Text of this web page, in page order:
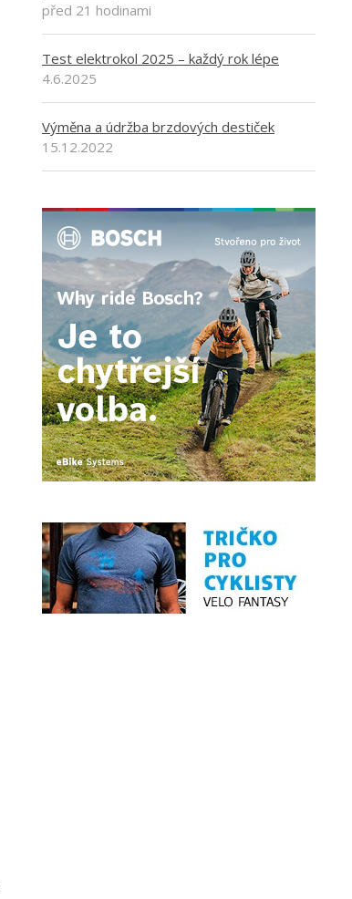
před 21 hodinami
Test elektrokol 2025 – každý rok lépe
4.6.2025
Výměna a údržba brzdových destiček
15.12.2022